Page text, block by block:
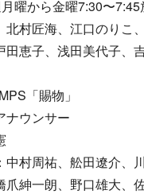
曜から金曜7:30〜
北村匠海、江口のりこ
田恵子、浅田美代子、
「賜物」
ナウンサー
中村周祐、舩田遼介、
爪紳一朗、野口雄大、